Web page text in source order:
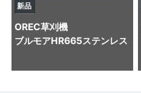
新品
OREC草刈機
ブルモアHR665ステンレス